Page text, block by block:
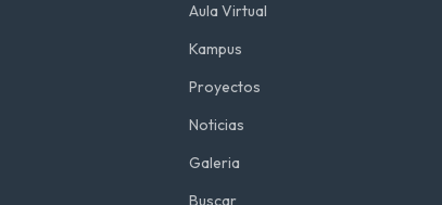
Aula Virtual
Kampus
Proyectos
Noticias
Galeria
Buscar